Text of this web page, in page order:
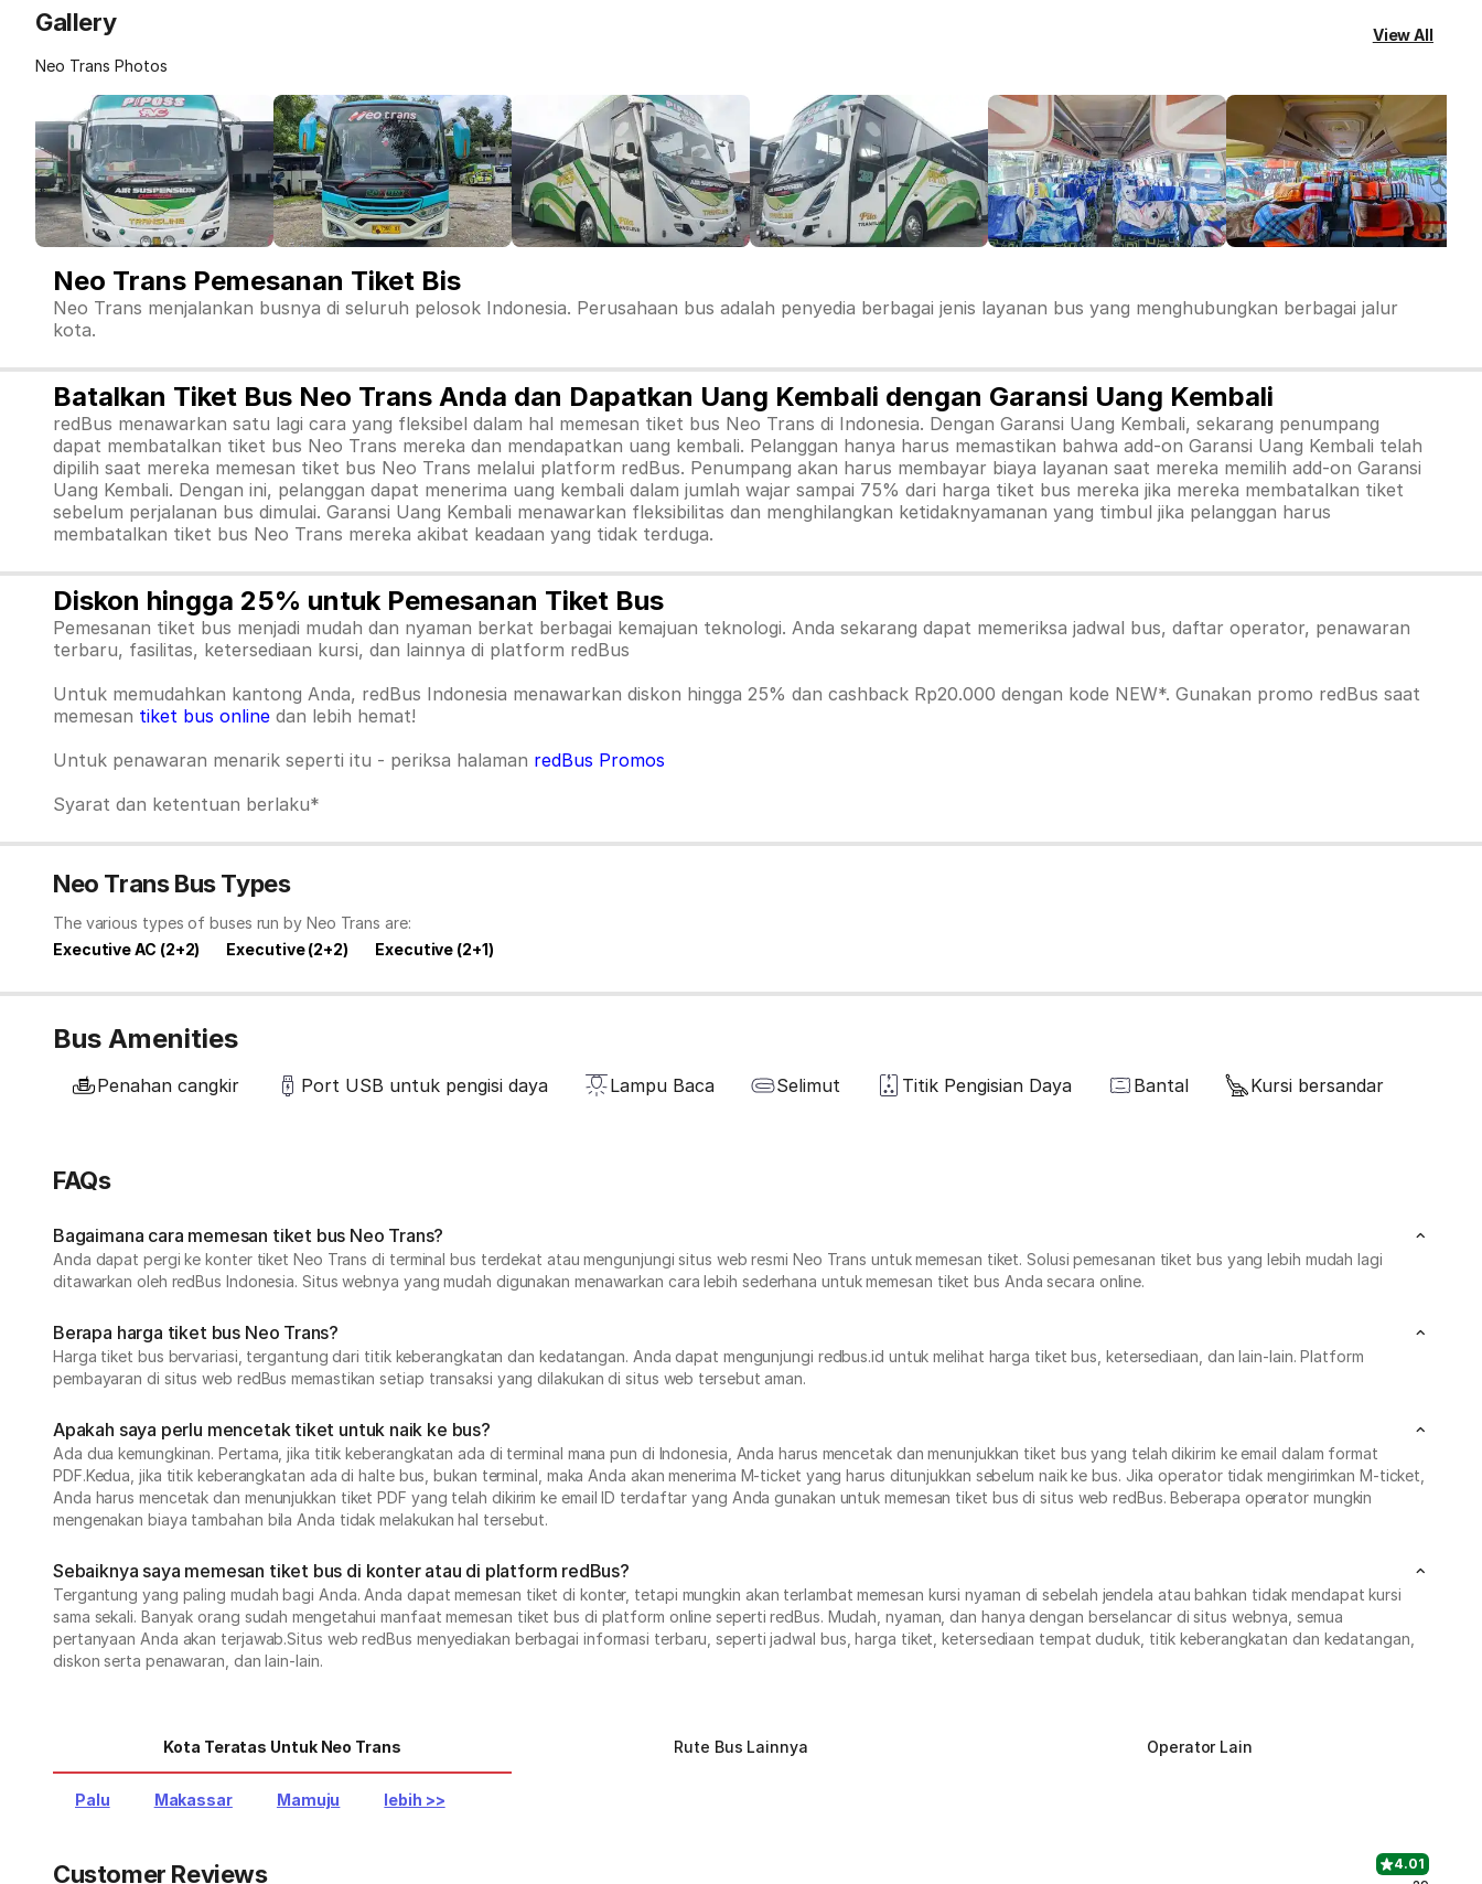
Gallery
Neo Trans Photos
View All
Neo Trans Pemesanan Tiket Bis
Neo Trans menjalankan busnya di seluruh pelosok Indonesia. Perusahaan bus adalah penyedia berbagai jenis layanan bus yang menghubungkan berbagai jalur
kota.
Batalkan Tiket Bus Neo Trans Anda dan Dapatkan Uang Kembali dengan Garansi Uang Kembali
redBus menawarkan satu lagi cara yang fleksibel dalam hal memesan tiket bus Neo Trans di Indonesia. Dengan Garansi Uang Kembali, sekarang penumpang
dapat membatalkan tiket bus Neo Trans mereka dan mendapatkan uang kembali. Pelanggan hanya harus memastikan bahwa add-on Garansi Uang Kembali telah
dipilih saat mereka memesan tiket bus Neo Trans melalui platform redBus. Penumpang akan harus membayar biaya layanan saat mereka memilih add-on Garansi
Uang Kembali. Dengan ini, pelanggan dapat menerima uang kembali dalam jumlah wajar sampai 75% dari harga tiket bus mereka jika mereka membatalkan tiket
sebelum perjalanan bus dimulai. Garansi Uang Kembali menawarkan fleksibilitas dan menghilangkan ketidaknyamanan yang timbul jika pelanggan harus
membatalkan tiket bus Neo Trans mereka akibat keadaan yang tidak terduga.
Diskon hingga 25% untuk Pemesanan Tiket Bus
Pemesanan tiket bus menjadi mudah dan nyaman berkat berbagai kemajuan teknologi. Anda sekarang dapat memeriksa jadwal bus, daftar operator, penawaran
terbaru, fasilitas, ketersediaan kursi, dan lainnya di platform redBus
Untuk memudahkan kantong Anda, redBus Indonesia menawarkan diskon hingga 25% dan cashback Rp20.000 dengan kode NEW*. Gunakan promo redBus saat
memesan tiket bus online dan lebih hemat!
Untuk penawaran menarik seperti itu - periksa halaman redBus Promos
Syarat dan ketentuan berlaku*
Neo Trans Bus Types
The various types of buses run by Neo Trans are:
Executive AC (2+2)
Executive (2+2) Executive (2+1)
Bus Amenities
Penahan cangkir Port USB untuk pengisi daya Lampu Baca Selimut Titik Pengisian Daya Bantal Kursi bersandar
FAQs
Bagaimana cara memesan tiket bus Neo Trans?
Anda dapat pergi ke konter tiket Neo Trans di terminal bus terdekat atau mengunjungi situs web resmi Neo Trans untuk memesan tiket. Solusi pemesanan tiket bus yang lebih mudah lagi
ditawarkan oleh redBus Indonesia. Situs webnya yang mudah digunakan menawarkan cara lebih sederhana untuk memesan tiket bus Anda secara online.
Berapa harga tiket bus Neo Trans?
Harga tiket bus bervariasi, tergantung dari titik keberangkatan dan kedatangan. Anda dapat mengunjungi redbus.id untuk melihat harga tiket bus, ketersediaan, dan lain-lain. Platform
pembayaran di situs web redBus memastikan setiap transaksi yang dilakukan di situs web tersebut aman.
Apakah saya perlu mencetak tiket untuk naik ke bus?
Ada dua kemungkinan. Pertama, jika titik keberangkatan ada di terminal mana pun di Indonesia, Anda harus mencetak dan menunjukkan tiket bus yang telah dikirim ke email dalam format
PDF.Kedua, jika titik keberangkatan ada di halte bus, bukan terminal, maka Anda akan menerima M-ticket yang harus ditunjukkan sebelum naik ke bus. Jika operator tidak mengirimkan M-ticket,
Anda harus mencetak dan menunjukkan tiket PDF yang telah dikirim ke email ID terdaftar yang Anda gunakan untuk memesan tiket bus di situs web redBus. Beberapa operator mungkin
mengenakan biaya tambahan bila Anda tidak melakukan hal tersebut.
Sebaiknya saya memesan tiket bus di konter atau di platform redBus?
Tergantung yang paling mudah bagi Anda. Anda dapat memesan tiket di konter, tetapi mungkin akan terlambat memesan kursi nyaman di sebelah jendela atau bahkan tidak mendapat kursi
sama sekali. Banyak orang sudah mengetahui manfaat memesan tiket bus di platform online seperti redBus. Mudah, nyaman, dan hanya dengan berselancar di situs webnya, semua
pertanyaan Anda akan terjawab.Situs web redBus menyediakan berbagai informasi terbaru, seperti jadwal bus, harga tiket, ketersediaan tempat duduk, titik keberangkatan dan kedatangan,
diskon serta penawaran, dan lain-lain.
Kota Teratas Untuk Neo Trans Rute Bus Lainnya Operator Lain
Palu Makassar Mamuju lebih >>
Customer Reviews
4.01